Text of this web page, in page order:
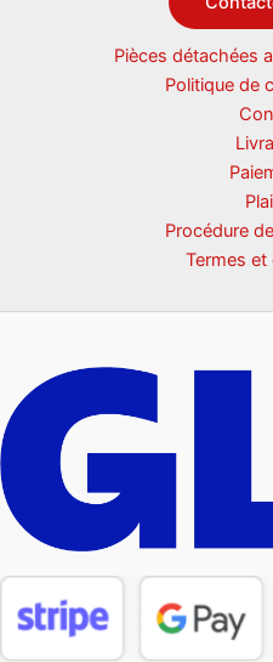
Pièces détachées
Politique de
Procédure
Termes